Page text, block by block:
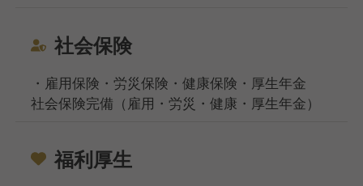
社会保険
・雇用保険・労災保険・健康保険・厚生年金
社会保険完備（雇用・労災・健康・厚生年金）
福利厚生